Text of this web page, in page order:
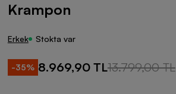
Krampon
Erkek Stokta var
-35% 8.969,90 TL13.799,00 TL